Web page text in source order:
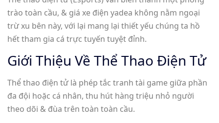
trào toàn cầu, & giá xe điện yadea không nằm ngoại
trừ xu bên này, với lại mang lại thiết yếu chúng ta hồ
hết tham gia cá trực tuyến tuyệt đỉnh.
Giới Thiệu Về Thể Thao Điện Tử
Thể thao điện tử là phép tắc tranh tài game giữa phần
đa đội hoặc cá nhân, thu hút hàng triệu nhỏ người
theo dõi & đùa trên toàn toàn cầu.